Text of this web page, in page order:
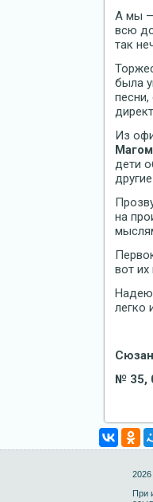
А мы —
всю
так
была
Из
дети
на
вот
легко
№ 35,
При